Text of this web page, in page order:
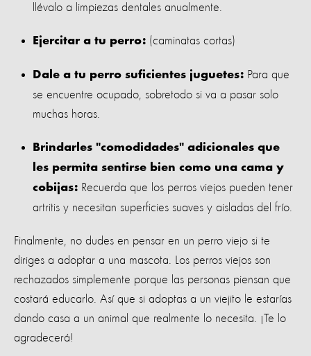
llévalo a limpiezas dentales anualmente.
Ejercitar a tu perro: (caminatas cortas)
Dale a tu perro suficientes juguetes: Para que
se encuentre ocupado, sobretodo si va a pasar solo
muchas horas.
Brindarles "comodidades" adicionales que
les permita sentirse bien como una cama y
cobijas: Recuerda que los perros viejos pueden tener
artritis y necesitan superficies suaves y aisladas del frío.
Finalmente, no dudes en pensar en un perro viejo si te
diriges a adoptar a una mascota. Los perros viejos son
rechazados simplemente porque las personas piensan que
costará educarlo. Así que si adoptas a un viejito le estarías
dando casa a un animal que realmente lo necesita. ¡Te lo
agradecerá!